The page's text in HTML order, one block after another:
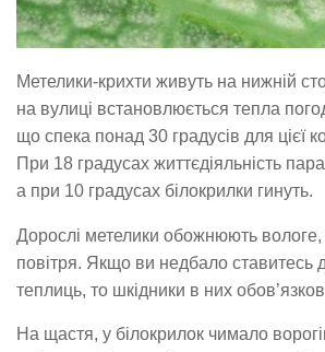
Метелики-крихти живуть на нижній
на вулиці встановлюється тепла
що спека понад 30 градусів для цієї
При 18 градусах життєдіяльність
а при 10 градусах білокрилки гинуть.
Дорослі метелики обожнюють вологе,
повітря. Якщо ви недбало ставитесь
теплиць, то шкідники в них
На щастя, у білокрилок чимало